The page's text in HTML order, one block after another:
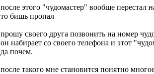
после этого "чудомастер" вообще перестал
то бишь пропал
прошу своего друга позвонить на номер
он набирает со своего телефона и этот
да почем.
после такого мне становится понятно